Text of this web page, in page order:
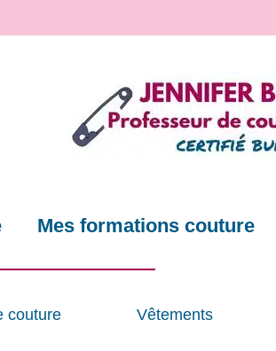
Mes formations couture
couture Vêtements